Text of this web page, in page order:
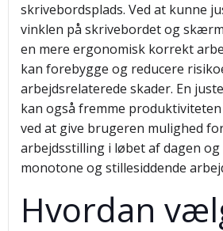
skrivebordsplads. Ved at kunne
vinklen på skrivebordet og
en mere ergonomisk korrekt
kan forebygge og reducere
arbejdsrelaterede skader. En
kan også fremme
ved at give brugeren mulighed
arbejdsstilling i løbet af dagen og
monotone og stillesiddende
Hvordan